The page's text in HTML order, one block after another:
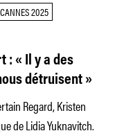
CANNES 2025
: « Il y a des
détruisent »
Regard, Kristen
de Lidia Yuknavitch.